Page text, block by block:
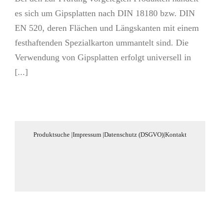
es sich um Gipsplatten nach DIN 18180 bzw. DIN
EN 520, deren Flächen und Längskanten mit einem
festhaftenden Spezialkarton ummantelt sind. Die
Verwendung von Gipsplatten erfolgt universell in
[...]
Produktsuche |Impressum |Datenschutz (DSGVO)|Kontakt